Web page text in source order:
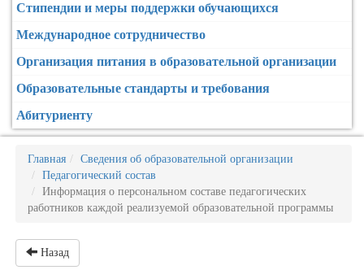
Стипендии и меры поддержки обучающихся
Международное сотрудничество
Организация питания в образовательной организации
Образовательные стандарты и требования
Абитуриенту
Главная
Сведения об образовательной организации
Педагогический состав
Информация о персональном составе педагогических
работников каждой реализуемой образовательной программы
Назад